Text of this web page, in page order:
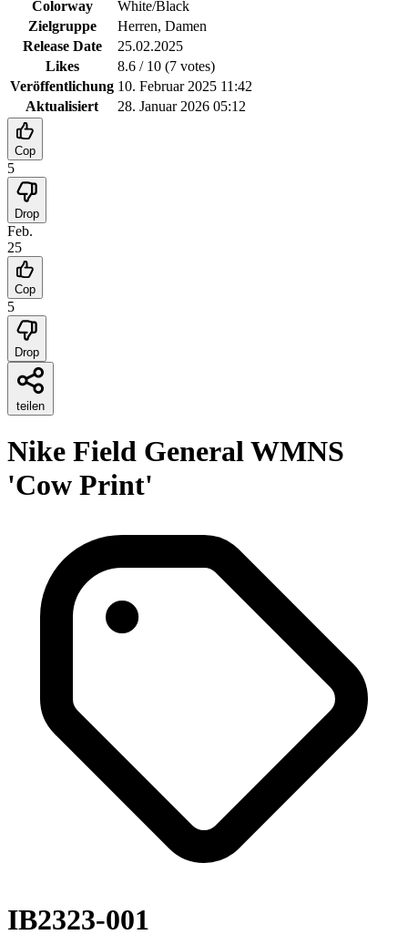
Colorway
White/Black
Zielgruppe
Herren, Damen
Release Date
25.02.2025
Likes
8.6 / 10 (7 votes)
Veröffentlichung 10. Februar 2025 11:42
Aktualisiert
28. Januar 2026 05:12
Cop
5
Drop
Feb.
25
Cop
5
Drop
teilen
Nike Field General WMNS
'Cow Print'
IB2323-001